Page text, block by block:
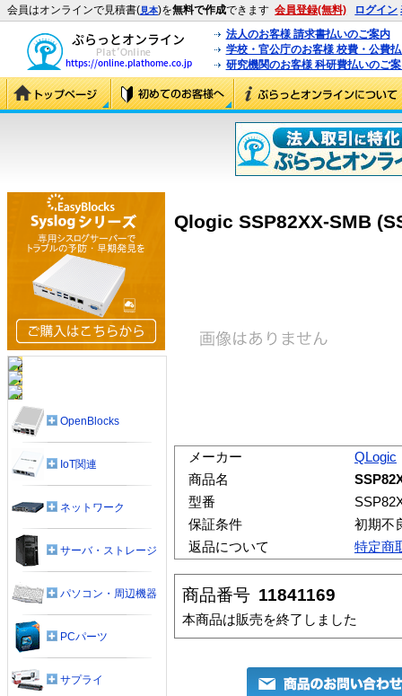
会員はオンラインで見積書(見本)を無料で作成できます 会員登録(無料) ログイン
法人のお客様 請求書払いのご案内
学校・官公庁のお客様 校費・公費
研究機関のお客様 科研費払いのご
Qlogic SSP82XX-SMB
メーカー
QLogic
商品名
型番
保証条件
初期不
返品について
特定商
商品番号 11841169
本商品は販売を終了しました
OpenBlocks
IoT関連
ネットワーク
サーバ・ストレージ
パソコン・周辺機器
PCパーツ
サプライ